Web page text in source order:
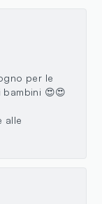
per le
😍😍
alle